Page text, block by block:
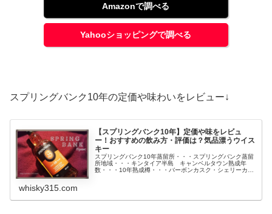
Amazonで調べる
Yahooショッピングで調べる
スプリングバンク10年の定価や味わいをレビュー↓
【スプリングバンク10年】定価や味をレビュ
ー！おすすめの飲み方・評価は？気品漂うウイス
キー
スプリングバンク10年蒸留所・・・スプリングバンク蒸留
所地域・・・キンタイア半島 キャンベルタウン熟成年
数・・・10年熟成樽・・・バーボンカスク・シェリーカス
whisky315.com